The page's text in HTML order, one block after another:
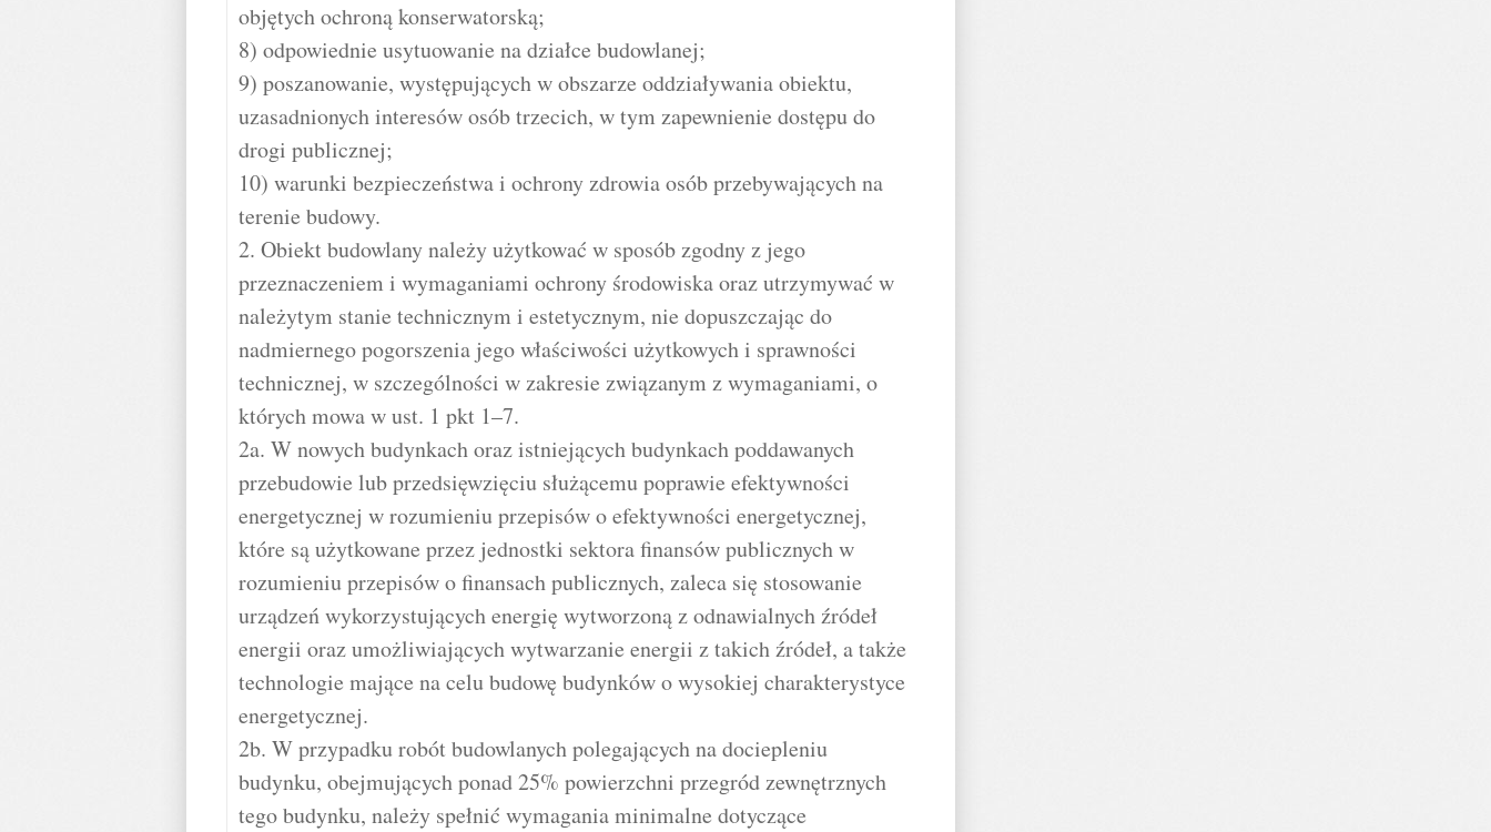
objętych ochroną konserwatorską;
8) odpowiednie usytuowanie na działce budowlanej;
9) poszanowanie, występujących w obszarze oddziaływania obiektu,
uzasadnionych interesów osób trzecich, w tym zapewnienie dostępu do
drogi publicznej;
10) warunki bezpieczeństwa i ochrony zdrowia osób przebywających na
terenie budowy.
2. Obiekt budowlany należy użytkować w sposób zgodny z jego
przeznaczeniem i wymaganiami ochrony środowiska oraz utrzymywać w
należytym stanie technicznym i estetycznym, nie dopuszczając do
nadmiernego pogorszenia jego właściwości użytkowych i sprawności
technicznej, w szczególności w zakresie związanym z wymaganiami, o
których mowa w ust. 1 pkt 1–7.
2a. W nowych budynkach oraz istniejących budynkach poddawanych
przebudowie lub przedsięwzięciu służącemu poprawie efektywności
energetycznej w rozumieniu przepisów o efektywności energetycznej,
które są użytkowane przez jednostki sektora finansów publicznych w
rozumieniu przepisów o finansach publicznych, zaleca się stosowanie
urządzeń wykorzystujących energię wytworzoną z odnawialnych źródeł
energii oraz umożliwiających wytwarzanie energii z takich źródeł, a także
technologie mające na celu budowę budynków o wysokiej charakterystyce
energetycznej.
2b. W przypadku robót budowlanych polegających na dociepleniu
budynku, obejmujących ponad 25% powierzchni przegród zewnętrznych
tego budynku, należy spełnić wymagania minimalne dotyczące